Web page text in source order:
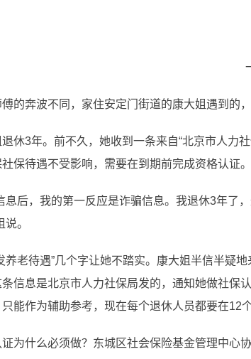
一
奔波不同，家住安定门街道的康大姐遇到的，
3年。前不久，她收到一条来自“北京市人力社
保待遇不受影响，需要在到期前完成资格认证。
后，我的第一反应是诈骗信息。我退休3年了，
。
老待遇”几个字让她不踏实。康大姐半信半疑地
信息是北京市人力社保局发的，通知她做社保
能作为辅助参考，现在每个退休人员都要在12
什么必须做？东城区社会保险基金管理中心协